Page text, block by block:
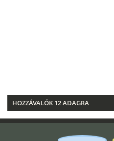
HOZZÁVALÓK 12 ADAGRA